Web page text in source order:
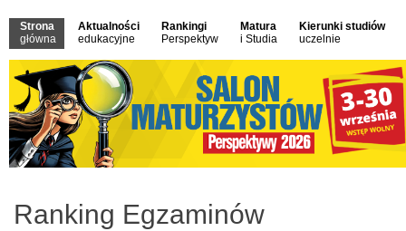
Strona
główna
Aktualności
edukacyjne
Rankingi
Perspektyw
Matura
i Studia
Kierunki studiów
uczelnie
Ranking Egzaminów